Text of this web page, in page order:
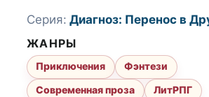
Серия: Диагноз: Перенос в
ЖАНРЫ
Приключения
Фэнтези
Современная проза
ЛитРПГ